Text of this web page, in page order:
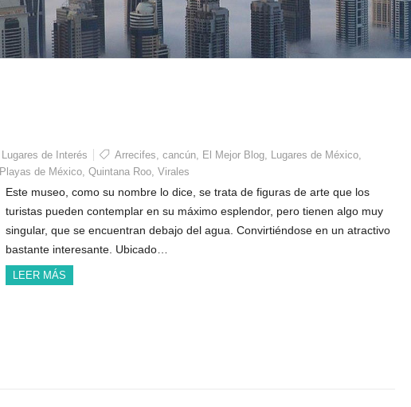
Lugares de Interés Arrecifes, cancún, El Mejor Blog, Lugares de México,
Playas de México, Quintana Roo, Virales
Este museo, como su nombre lo dice, se trata de figuras de arte que los
turistas pueden contemplar en su máximo esplendor, pero tienen algo muy
singular, que se encuentran debajo del agua. Convirtiéndose en un atractivo
bastante interesante. Ubicado…
LEER MÁS